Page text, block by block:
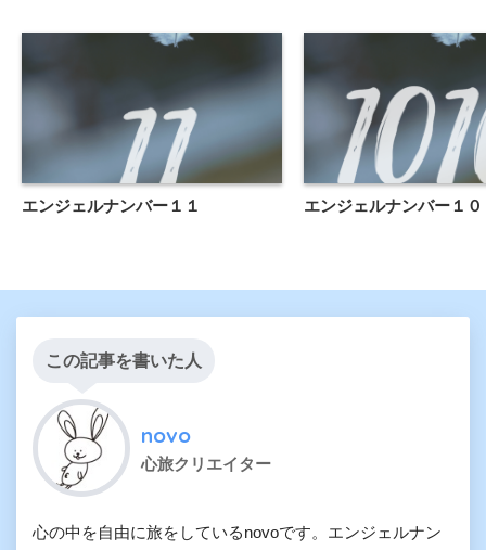
エンジェルナンバー１１ エンジェルナンバー１
この記事を書いた人
novo
心旅クリエイター
心の中を自由に旅をしているnovoです。エンジェルナン